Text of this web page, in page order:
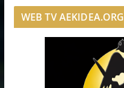
WEB TV AEKIDEA.ORG